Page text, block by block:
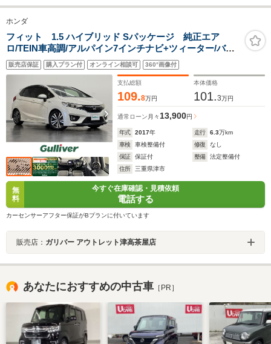
ホンダ
フィット 1.5 ハイブリッド Sパッケージ 純正エア
ロ/TEIN車高調/アルパイン7インチナビ+ツィーター/バッ
クカメラ/ETC/クルーズコントロール/シティーブレーキア
クティブシステム/パドルシフト/LEDヘッドライト/オート
ライト/16AW
販売店保証 購入プラン付 オンライン相談可 360°画像付
支払総額
109.8万円
本体価格
101.3万円
通常ローン 月々 13,900円
年式 2017年 走行 6.3万km
車検
車検整備付 修復
なし
保証
保証付 整備
法定整備付
住所
三重県津市
無
料
今すぐ在庫確認・見積依頼
電話する
カーセンサーアフター保証がBプランに付いています
販売店： ガリバー アウトレット津高茶屋店
あなたにおすすめの中古車 ［PR］